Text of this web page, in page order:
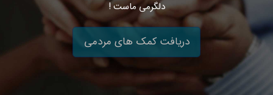
دلگرمی ماست !
دریافت کمک های مردمی